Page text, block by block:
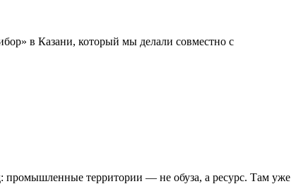
в Казани, который мы делали совместно с
промышленные территории — не обуза, а ресурс. Там уже